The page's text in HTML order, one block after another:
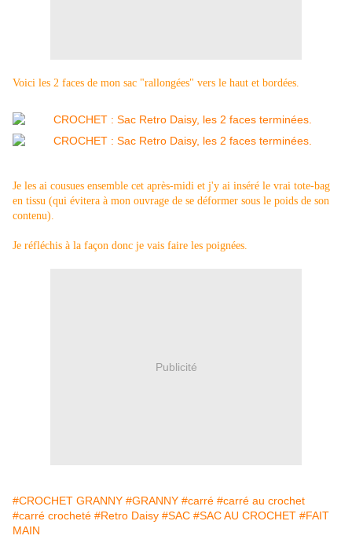
Voici les 2 faces de mon sac "rallongées" vers le haut et bordées.
Je les ai cousues ensemble cet après-midi et j'y ai inséré le vrai tote-bag
en tissu (qui évitera à mon ouvrage de se déformer sous le poids de son
contenu).
Je réfléchis à la façon donc je vais faire les poignées.
Publicité
#CROCHET GRANNY #GRANNY #carré #carré au crochet
#carré crocheté #Retro Daisy #SAC #SAC AU CROCHET #FAIT
MAIN